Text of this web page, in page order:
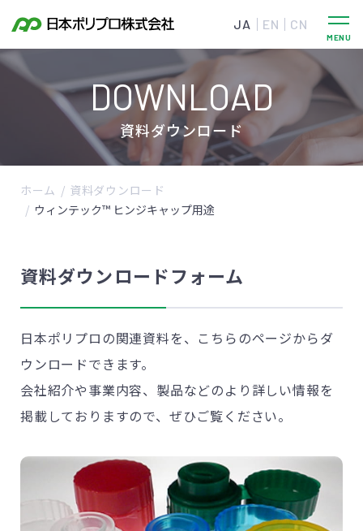
JA EN CN
DOWNLOAD
資料ダウンロード
ホーム
資料ダウンロード
ウィンテック™ ヒンジキャップ用途
資料ダウンロードフォーム
日本ポリプロの関連資料を、こちらのページからダ
ウンロードできます。
会社紹介や事業内容、製品などのより詳しい情報を
掲載しておりますので、ぜひご覧ください。